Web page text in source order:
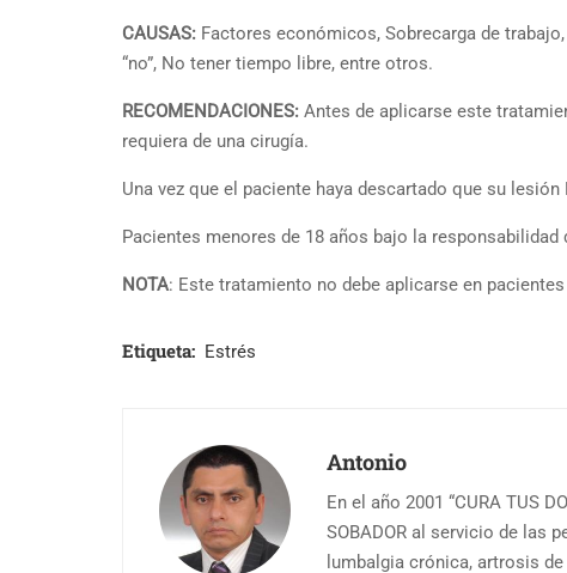
CAUSAS: Factores económicos, Sobrecarga de
“no”, No tener tiempo libre, entre otros.
RECOMENDACIONES: Antes de aplicarse este
requiera de una cirugía.
Una vez que el paciente haya descartado que su
Pacientes menores de 18 años bajo la responsabilidad
NOTA: Este tratamiento no debe aplicarse en
Etiqueta: Estrés
Antonio
En el año 2001 “CURA TUS
SOBADOR al servicio de las
lumbalgia crónica, artrosis